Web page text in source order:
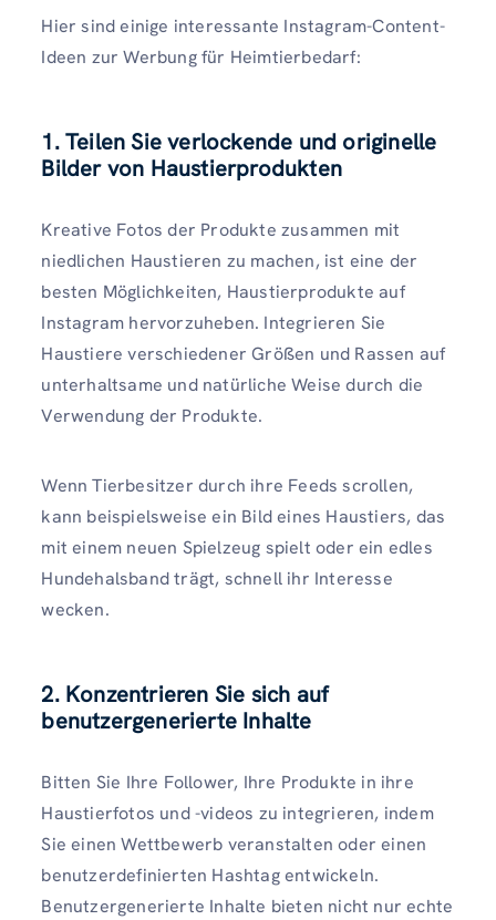
Hier sind einige interessante Instagram-Content-
Ideen zur Werbung für Heimtierbedarf:
1. Teilen Sie verlockende und originelle
Bilder von Haustierprodukten
Kreative Fotos der Produkte zusammen mit
niedlichen Haustieren zu machen, ist eine der
besten Möglichkeiten, Haustierprodukte auf
Instagram hervorzuheben. Integrieren Sie
Haustiere verschiedener Größen und Rassen auf
unterhaltsame und natürliche Weise durch die
Verwendung der Produkte.
Wenn Tierbesitzer durch ihre Feeds scrollen,
kann beispielsweise ein Bild eines Haustiers, das
mit einem neuen Spielzeug spielt oder ein edles
Hundehalsband trägt, schnell ihr Interesse
wecken.
2. Konzentrieren Sie sich auf
benutzergenerierte Inhalte
Bitten Sie Ihre Follower, Ihre Produkte in ihre
Haustierfotos und -videos zu integrieren, indem
Sie einen Wettbewerb veranstalten oder einen
benutzerdefinierten Hashtag entwickeln.
Benutzergenerierte Inhalte bieten nicht nur echte